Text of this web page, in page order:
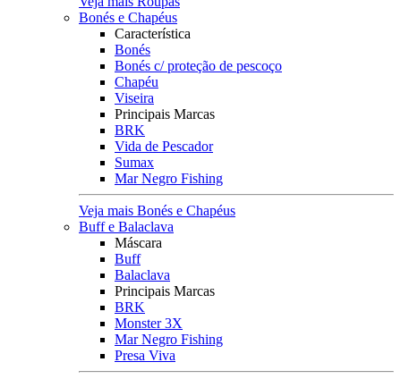
Bonés e Chapéus
Característica
Bonés
Bonés c/ proteção de pescoço
Chapéu
Viseira
Principais Marcas
BRK
Vida de Pescador
Sumax
Mar Negro Fishing
Veja mais Bonés e Chapéus
Buff e Balaclava
Máscara
Buff
Balaclava
Principais Marcas
BRK
Monster 3X
Mar Negro Fishing
Presa Viva